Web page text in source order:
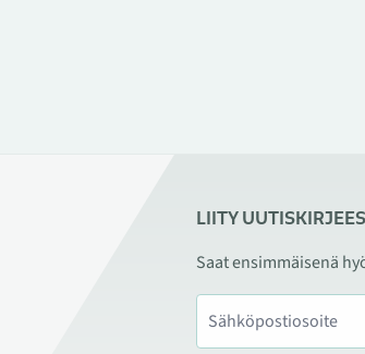
LIITY
Saat ensimmäisenä